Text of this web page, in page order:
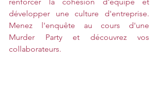
développer une culture d'entreprise.
Menez l'enquête au cours d'une
Murder Party et découvrez vos
collaborateurs.